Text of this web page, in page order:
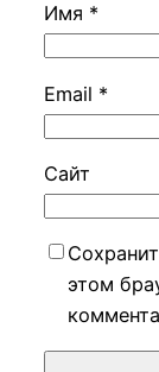
Имя *
Email *
Сайт
этом